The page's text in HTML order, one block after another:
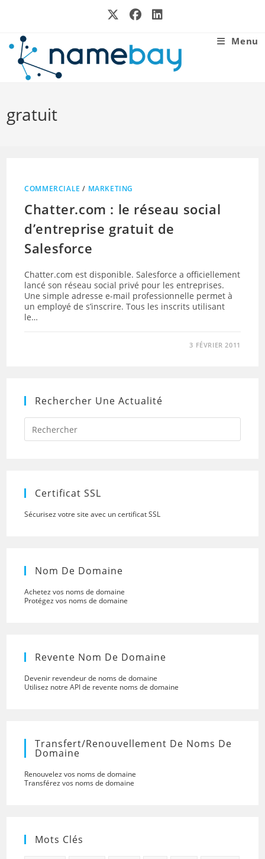
Menu
gratuit
COMMERCIALE / MARKETING
Chatter.com : le réseau social
d’entreprise gratuit de
Salesforce
Chatter.com est disponible. Salesforce a officiellement
lancé son réseau social privé pour les entreprises.
Une simple adresse e-mail professionnelle permet à
un employé de s’inscrire. Tous les inscrits utilisant
le…
3 FÉVRIER 2011
Rechercher Une Actualité
Press
to
Certificat SSL
Sécurisez votre site avec un certificat SSL
Nom De Domaine
Achetez vos noms de domaine
Protégez vos noms de domaine
Revente Nom De Domaine
Devenir revendeur de noms de domaine
Utilisez notre API de revente noms de domaine
Transfert/renouvellement De Noms De
Domaine
Renouvelez vos noms de domaine
Transférez vos noms de domaine
Mots Clés